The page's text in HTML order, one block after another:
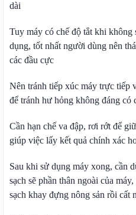
dài
Tuy máy có chế độ tắt khi
dụng, tốt nhất người dùng nên
các đầu cực
Nên tránh tiếp xúc máy trực tiếp
để tránh hư hỏng không đáng có
Cần hạn chế va đập, rơi rớt để
giúp việc lấy kết quả chính xác
Sau khi sử dụng máy xong, cần
sạch sẽ phần thân ngoài của
sạch khay đựng nông sản rồi cất